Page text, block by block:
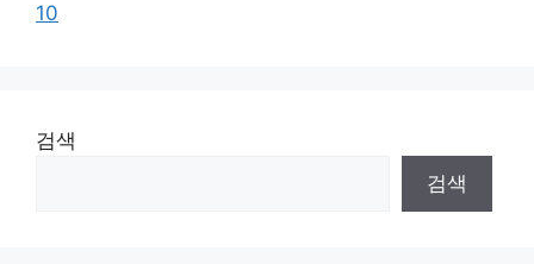
10
검색
검색